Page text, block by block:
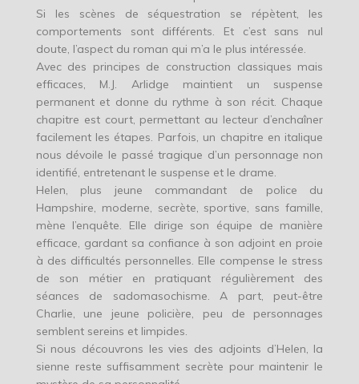
Si les scènes de séquestration se répètent, les
comportements sont différents. Et c’est sans nul
doute, l’aspect du roman qui m’a le plus intéressée.
Avec des principes de construction classiques mais
efficaces, M.J. Arlidge maintient un suspense
permanent et donne du rythme à son récit. Chaque
chapitre est court, permettant au lecteur d’enchaîner
facilement les étapes. Parfois, un chapitre en italique
nous dévoile le passé tragique d’un personnage non
identifié, entretenant le suspense et le drame.
Helen, plus jeune commandant de police du
Hampshire, moderne, secrète, sportive, sans famille,
mène l’enquête. Elle dirige son équipe de manière
efficace, gardant sa confiance à son adjoint en proie
à des difficultés personnelles. Elle compense le stress
de son métier en pratiquant régulièrement des
séances de sadomasochisme. A part, peut-être
Charlie, une jeune policière, peu de personnages
semblent sereins et limpides.
Si nous découvrons les vies des adjoints d’Helen, la
sienne reste suffisamment secrète pour maintenir le